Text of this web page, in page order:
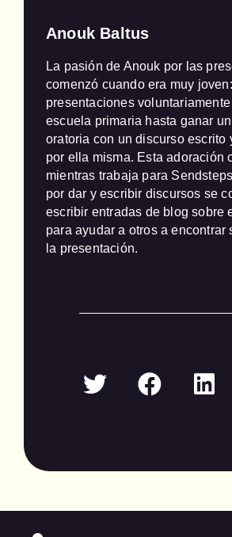
Anouk Baltus
La pasión de Anouk por las
comenzó cuando era muy
presentaciones
escuela primaria hasta ganar
oratoria con un discurso escrito
por ella misma. Esta adoración
mientras trabaja para
por dar y escribir discursos se
escribir entradas de blog sobre
para ayudar a otros a encontrar
la presentación.